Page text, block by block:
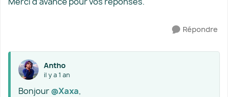
Répondre
Antho
il y a 1 an
Bonjour@Xaxa,